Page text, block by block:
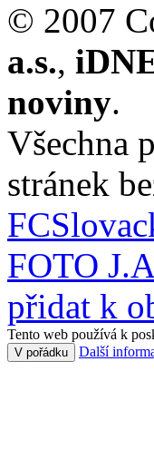
© 2007
a.s.,
noviny.
Všechna
stránek
FOTO
přidat k
Tento web používá k
V pořádku Další